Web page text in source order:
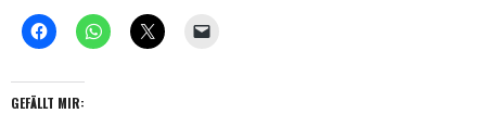
GEFÄLLT MIR: